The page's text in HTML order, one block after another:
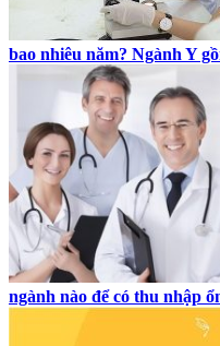
bao nhiêu năm? Ngành Y
ngành nào để có thu nhập